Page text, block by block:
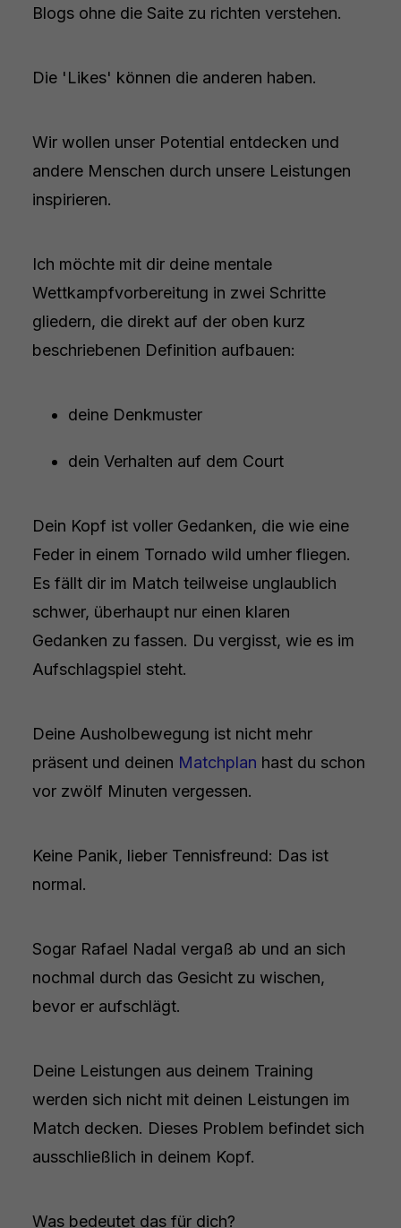
Blogs ohne die Saite zu richten verstehen.
Die 'Likes' können die anderen haben.
Wir wollen unser Potential entdecken und
andere Menschen durch unsere Leistungen
inspirieren.
Ich möchte mit dir deine mentale
Wettkampfvorbereitung in zwei Schritte
gliedern, die direkt auf der oben kurz
beschriebenen Definition aufbauen:
deine Denkmuster
dein Verhalten auf dem Court
Dein Kopf ist voller Gedanken, die wie eine
Feder in einem Tornado wild umher fliegen.
Es fällt dir im Match teilweise unglaublich
schwer, überhaupt nur einen klaren
Gedanken zu fassen. Du vergisst, wie es im
Aufschlagspiel steht.
Deine Ausholbewegung ist nicht mehr
präsent und deinen Matchplan hast du schon
vor zwölf Minuten vergessen.
Keine Panik, lieber Tennisfreund: Das ist
normal.
Sogar Rafael Nadal vergaß ab und an sich
nochmal durch das Gesicht zu wischen,
bevor er aufschlägt.
Deine Leistungen aus deinem Training
werden sich nicht mit deinen Leistungen im
Match decken. Dieses Problem befindet sich
ausschließlich in deinem Kopf.
Was bedeutet das für dich?